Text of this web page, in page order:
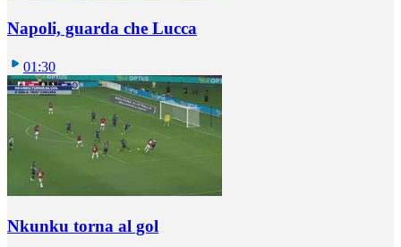
Napoli, guarda che Lucca
01:30
Nkunku torna al gol